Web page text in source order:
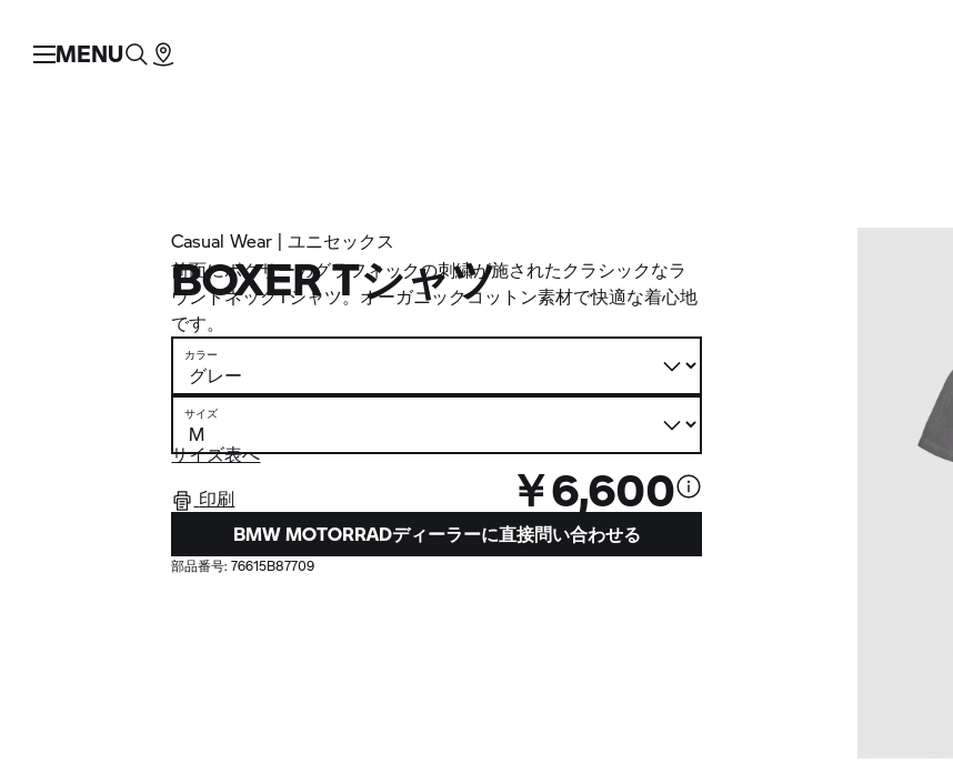
MENU
Casual Wear | ユニセックス
BOXER Tシャツ
前面にボクサーのグラフィックの刺繍が施されたクラシックなラ
ウンドネックTシャツ。オーガニックコットン素材で快適な着心地
です。
カラー
サイズ
サイズ表へ
印刷
￥6,600
BMW MOTORRADディーラーに直接問い合わせる
部品番号:76615B87709